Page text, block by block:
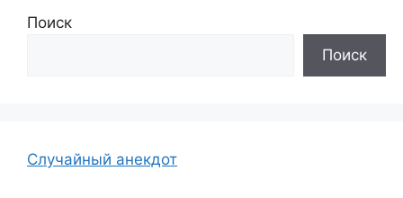
Поиск
Поиск
Случайный анекдот